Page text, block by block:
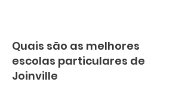
Quais são as melhores
escolas particulares de
Joinville